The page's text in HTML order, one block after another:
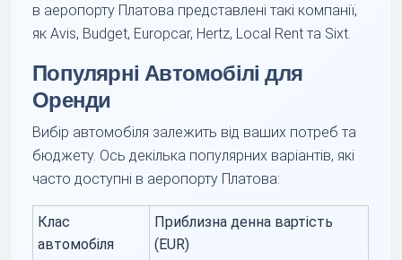
в аеропорту Платова представлені такі компанії,
як Avis, Budget, Europcar, Hertz, Local Rent та Sixt.
Популярні Автомобілі для
Оренди
Вибір автомобіля залежить від ваших потреб та
бюджету. Ось декілька популярних варіантів, які
часто доступні в аеропорту Платова:
Клас
автомобіля
Приблизна денна вартість
(EUR)